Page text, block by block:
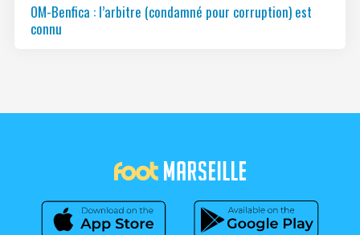
OM-Benfica : l’arbitre (condamné pour corruption) est
connu